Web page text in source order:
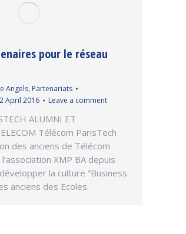
pour le réseau
Angels, Partenariats
April 2016 Leave a comment
ALUMNI ET
Télécom ParisTech
des anciens de Télécom
XMP BA depuis
la culture “Business
anciens des Ecoles.